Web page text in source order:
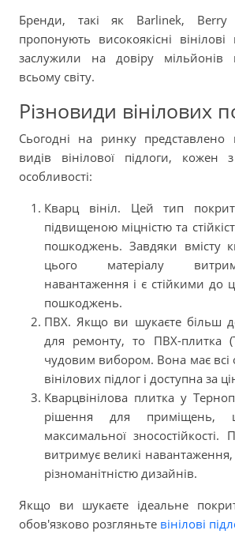
Бренди, такі як Barlinek,
пропонують високоякісні
заслужили на довіру мільйонів
всьому світу.
Різновиди вінілових
Сьогодні на ринку представлено
видів вінілової підлоги, кожен
особливості:
Кварц вініл. Цей тип
підвищеною міцністю та
пошкоджень. Завдяки вмісту
цього матеріалу
навантаження і є стійкими до
пошкоджень.
ПВХ. Якщо ви шукаєте більш
для ремонту, то ПВХ-плитка
чудовим вибором. Вона має всі
вінілових підлог і доступна за
Кварцвінілова плитка у
рішення для приміщень,
максимальної зносостійкості.
витримує великі навантаження,
різноманітністю дизайнів.
Якщо ви шукаєте ідеальне
обов'язково розгляньте вінілові